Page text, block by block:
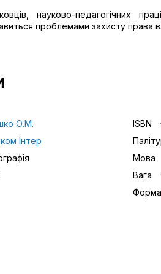
науково-педагогічних
проблемами захисту права
О.М.
Iнтер
ISBN
Мова
Вага